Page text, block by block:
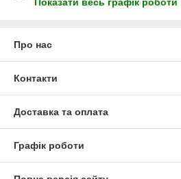
Про нас
Контакти
Доставка та оплата
Графік роботи